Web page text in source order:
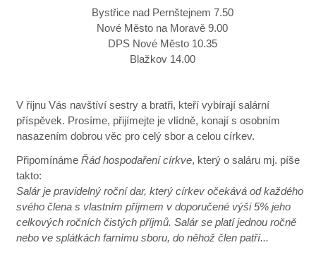
Bystřice nad Pernštejnem 7.50
Nové Město na Moravě 9.00
DPS Nové Město 10.35
Blažkov 14.00
V říjnu Vás navštíví sestry a bratři, kteří vybírají salární
příspěvek. Prosíme, přijímejte je vlídně, konají s osobním
nasazením dobrou věc pro celý sbor a celou církev.
Připomínáme Řád hospodaření církve, který o saláru mj. píše
takto:
Salár je pravidelný roční dar, který církev očekává od každého
svého člena s vlastním příjmem v doporučené výši 5% jeho
celkových ročních čistých příjmů. Salár se platí jednou ročně
nebo ve splátkách farnímu sboru, do něhož člen patří...